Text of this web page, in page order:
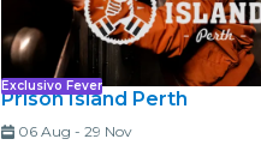
Exclusivo Fever
Prison Island Perth
06 Aug - 29 Nov